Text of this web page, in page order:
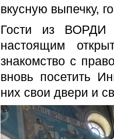
вкусную выпечку,
Гости из ВОРДИ
настоящим
знакомство с
вновь посетить
них свои двери и